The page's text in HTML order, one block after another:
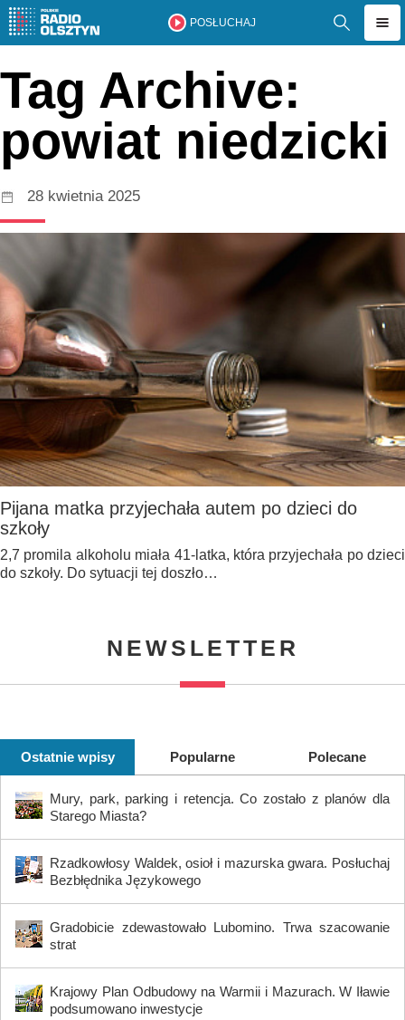
POSŁUCHAJ
Tag Archive:
powiat niedzicki
28 kwietnia 2025
Pijana matka przyjechała autem po dzieci do
szkoły
2,7 promila alkoholu miała 41-latka, która przyjechała po dzieci
do szkoły. Do sytuacji tej doszło…
NEWSLETTER
Ostatnie wpisy Popularne Polecane
Mury, park, parking i retencja. Co zostało z planów dla
Starego Miasta?
Rzadkowłosy Waldek, osioł i mazurska gwara. Posłuchaj
Bezbłędnika Językowego
Gradobicie zdewastowało Lubomino. Trwa szacowanie
strat
Krajowy Plan Odbudowy na Warmii i Mazurach. W Iławie
podsumowano inwestycje